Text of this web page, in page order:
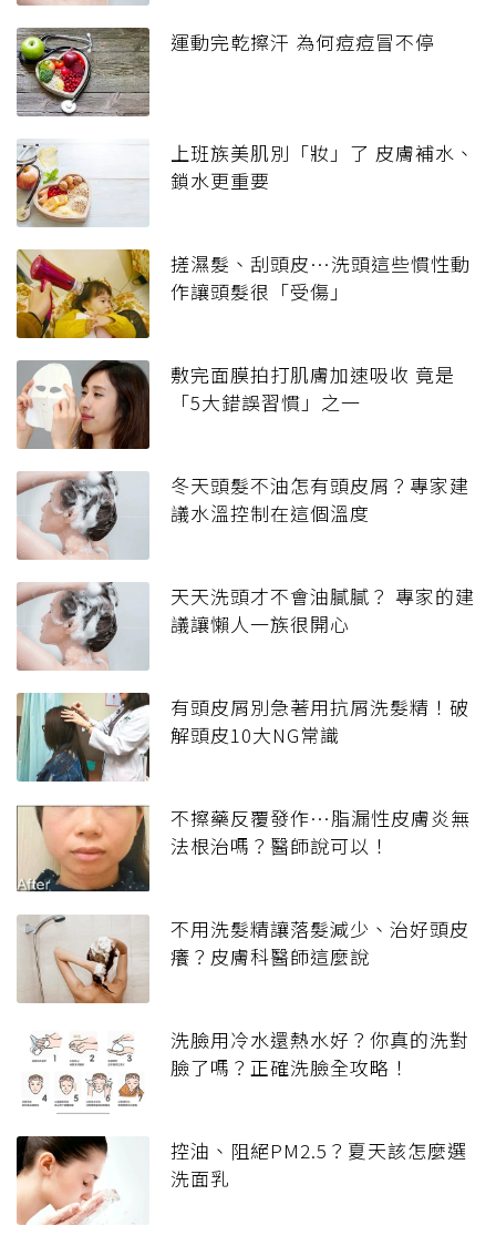
運動完乾擦汗 為何痘痘冒不停
上班族美肌別「妝」了 皮膚補水、
鎖水更重要
搓濕髮、刮頭皮…洗頭這些慣性動
作讓頭髮很「受傷」
敷完面膜拍打肌膚加速吸收 竟是
「5大錯誤習慣」之一
冬天頭髮不油怎有頭皮屑？專家建
議水溫控制在這個溫度
天天洗頭才不會油膩膩？ 專家的建
議讓懶人一族很開心
有頭皮屑別急著用抗屑洗髮精！破
解頭皮10大NG常識
不擦藥反覆發作…脂漏性皮膚炎無
法根治嗎？醫師說可以！
不用洗髮精讓落髮減少、治好頭皮
癢？皮膚科醫師這麼說
洗臉用冷水還熱水好？你真的洗對
臉了嗎？正確洗臉全攻略！
控油、阻絕PM2.5？夏天該怎麼選
洗面乳